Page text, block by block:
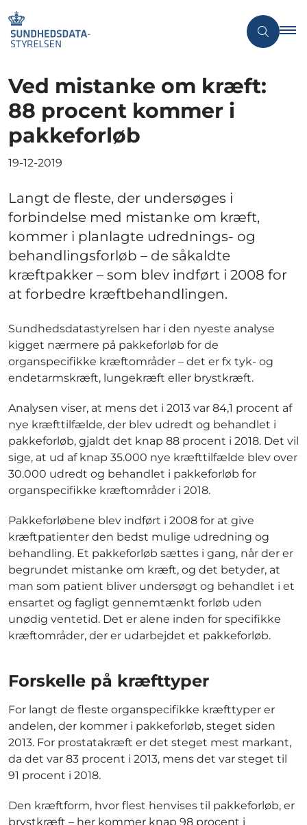
Ved mistanke om kræft:
88 procent kommer i
pakkeforløb
19-12-2019
Langt de fleste, der undersøges i
forbindelse med mistanke om kræft,
kommer i planlagte udrednings- og
behandlingsforløb – de såkaldte
kræftpakker – som blev indført i 2008 for
at forbedre kræftbehandlingen.
Sundhedsdatastyrelsen har i den nyeste analyse
kigget nærmere på pakkeforløb for de
organspecifikke kræftområder – det er fx tyk- og
endetarmskræft, lungekræft eller brystkræft.
Analysen viser, at mens det i 2013 var 84,1 procent af
nye kræfttilfælde, der blev udredt og behandlet i
pakkeforløb, gjaldt det knap 88 procent i 2018. Det vil
sige, at ud af knap 35.000 nye kræfttilfælde blev over
30.000 udredt og behandlet i pakkeforløb for
organspecifikke kræftområder i 2018.
Pakkeforløbene blev indført i 2008 for at give
kræftpatienter den bedst mulige udredning og
behandling. Et pakkeforløb sættes i gang, når der er
begrundet mistanke om kræft, og det betyder, at
man som patient bliver undersøgt og behandlet i et
ensartet og fagligt gennemtænkt forløb uden
unødig ventetid. Det er alene inden for specifikke
kræftområder, der er udarbejdet et pakkeforløb.
Forskelle på kræfttyper
For langt de fleste organspecifikke kræfttyper er
andelen, der kommer i pakkeforløb, steget siden
2013. For prostatakræft er det steget mest markant,
da det var 83 procent i 2013, mens det var steget til
91 procent i 2018.
Den kræftform, hvor flest henvises til pakkeforløb, er
brystkræft – her kommer knap 98 procent i